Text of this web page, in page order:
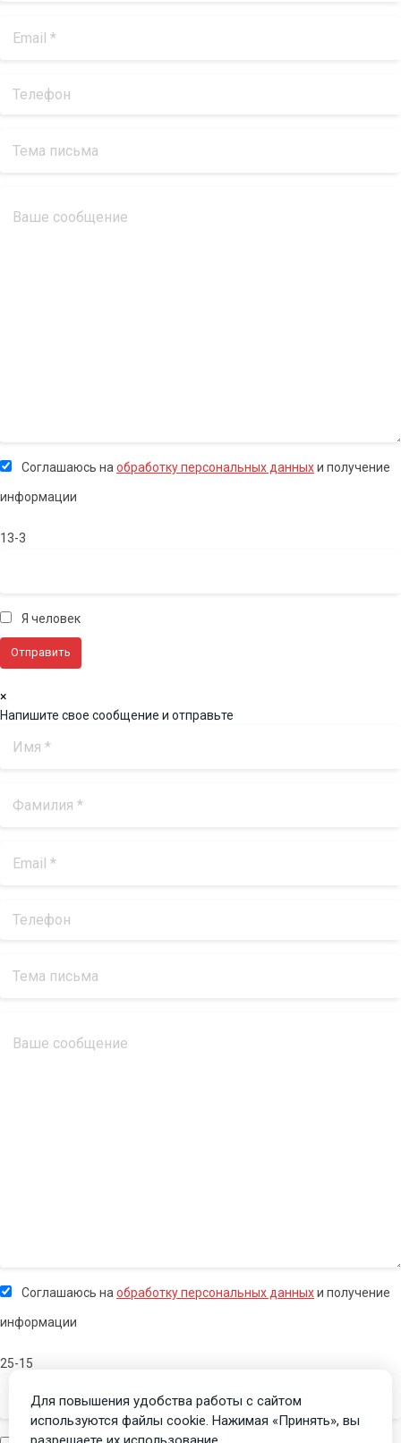
Соглашаюсь на обработку персональных данныхи получение
информации
13-3
Я человек
×
Напишите свое сообщение и отправьте
Соглашаюсь на обработку персональных данныхи получение
информации
25-15
Для повышения удобства работы с сайтом
используются файлы cookie. Нажимая «Принять», вы